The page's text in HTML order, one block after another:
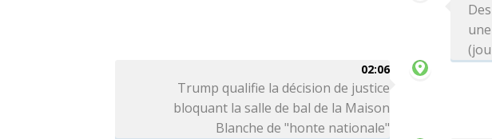
02:06
Trump qualifie la décision de justice
bloquant la salle de bal de la Maison
Blanche de "honte nationale"